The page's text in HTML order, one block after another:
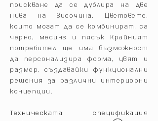
поискване да се дублира на две
нива на височина.‎ Цветовете,
които могат да се комбинират, са
черно, месинг и пясък Крайният
потребител ще има възможност
да персонализира форма, цвят и
размер, създавайки функционални
решения за различни интериорни
концепции.‎
Техническата спецификация